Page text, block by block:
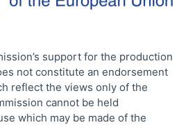
support for the production
not constitute an endorsement
reflect the views only of the
cannot be held
which may be made of the